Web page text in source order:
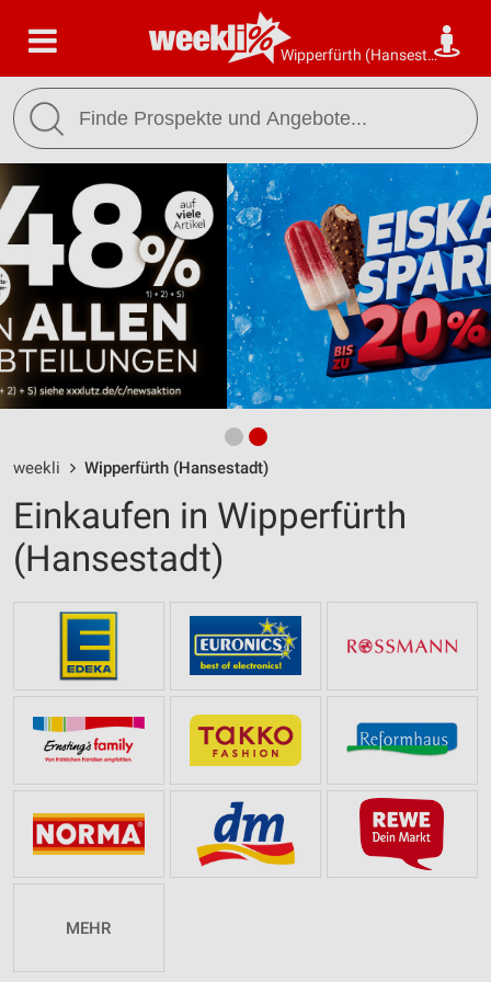
Wipperfürth (Hansestadt)
weekli Wipperfürth (Hansestadt)
Einkaufen in Wipperfürth
(Hansestadt)
MEHR